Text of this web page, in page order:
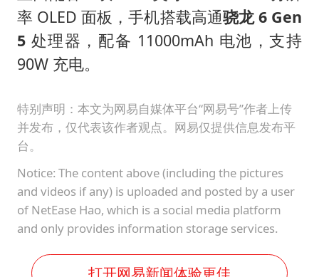
率 OLED 面板，手机搭载高通骁龙 6 Gen
5处理器，配备 11000mAh 电池，支持
90W 充电。
特别声明：本文为网易自媒体平台“网易号”作者上传
并发布，仅代表该作者观点。网易仅提供信息发布平
台。
Notice: The content above (including the pictures
and videos if any) is uploaded and posted by a user
of NetEase Hao, which is a social media platform
and only provides information storage services.
打开网易新闻体验更佳